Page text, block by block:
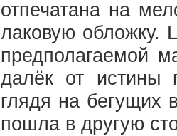
отпечатана на
лаковую обложку.
предполагаемой
далёк от истины
глядя на бегущих
пошла в другую